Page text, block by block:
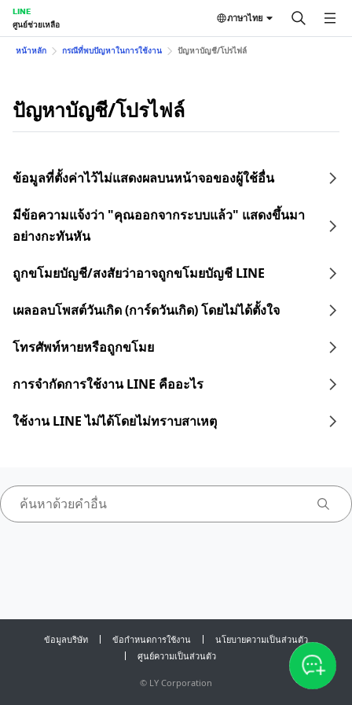
LINE
ศูนย์ช่วยเหลือ
ภาษาไทย
หน้าหลัก กรณีที่พบปัญหาในการใช้งาน ปัญหาบัญชี/โปรไฟล์
ปัญหาบัญชี/โปรไฟล์
ข้อมูลที่ตั้งค่าไว้ไม่แสดงผลบนหน้าจอของผู้ใช้อื่น
มีข้อความแจ้งว่า "คุณออกจากระบบแล้ว" แสดงขึ้นมา
อย่างกะทันหัน
ถูกขโมยบัญชี/สงสัยว่าอาจถูกขโมยบัญชี LINE
เผลอลบโพสต์วันเกิด (การ์ดวันเกิด) โดยไม่ได้ตั้งใจ
โทรศัพท์หายหรือถูกขโมย
การจำกัดการใช้งาน LINE คืออะไร
ใช้งาน LINE ไม่ได้โดยไม่ทราบสาเหตุ
ข้อมูลบริษัท ข้อกำหนดการใช้งาน
นโยบายความเป็นส่วนตัว
ศูนย์ความเป็นส่วนตัว
© LY Corporation